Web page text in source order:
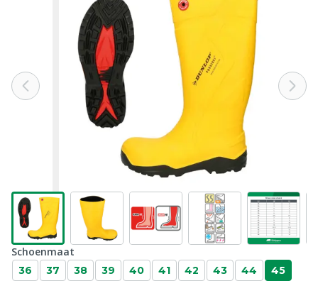
Schoenmaat
36 37 38 39 40 41 42 43 44
45